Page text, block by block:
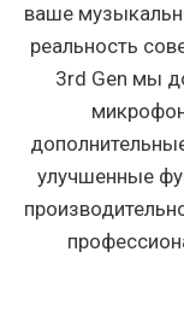
ваше
реальность
3rd Gen мы
улучшенные